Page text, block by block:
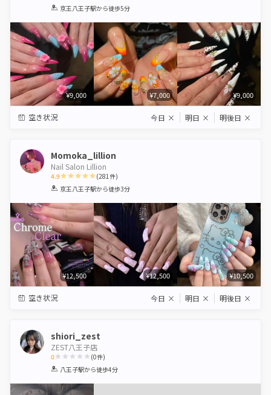
1 2 3 4 5
京王八王子駅から徒歩5分
¥9,000 ¥7,000 ¥9,000
空き状況 今日 × 明日 × 明後日 ×
Momoka_lillion
Nail Salon Lillion
4.9
1 2 3 4 5
(281件)
京王八王子駅から徒歩3分
¥12,500 ¥12,500 ¥10,500
空き状況 今日 × 明日 × 明後日 ×
shiori_zest
ZEST八王子店
0
1 2 3 4 5
(0件)
八王子駅から徒歩4分